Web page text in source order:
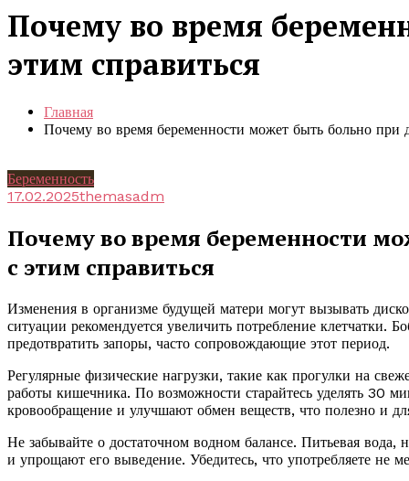
Почему во время
этим справиться
Главная
Почему во время беременности может быть больно при
Беременность
17.02.2025themasadm
Почему во время беременности
с этим справиться
Изменения в организме будущей матери могут вызывать
ситуации рекомендуется увеличить потребление
предотвратить запоры, часто сопровождающие этот период.
Регулярные физические нагрузки, такие как прогулки на
работы кишечника. По возможности старайтесь уделять 30
кровообращение и улучшают обмен веществ, что полезно и
Не забывайте о достаточном водном балансе. Питьевая вода,
и упрощают его выведение. Убедитесь, что употребляете не